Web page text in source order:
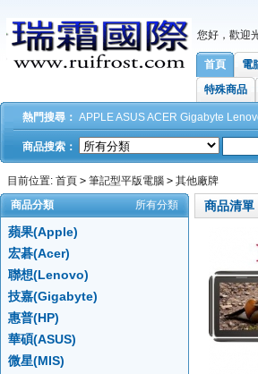
您好，歡迎
首頁 電
特殊商品
熱門搜尋： APPLEASUSACER Gigabyte
商品搜索：
目前位置: 首頁 > 筆記型平版電腦 > 其他廠牌
商品分類
所有分類
蘋果(Apple)
宏碁(Acer)
聯想(Lenovo)
技嘉(Gigabyte)
惠普(HP)
華碩(ASUS)
微星(MIS)
商品清單